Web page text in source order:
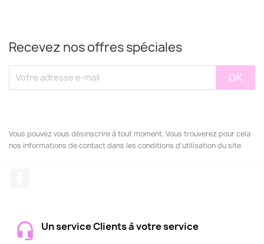
Recevez nos offres spéciales
Vous pouvez vous désinscrire à tout moment. Vous trouverez pour cela
nos informations de contact dans les conditions d'utilisation du site.
Un service Clients à votre service